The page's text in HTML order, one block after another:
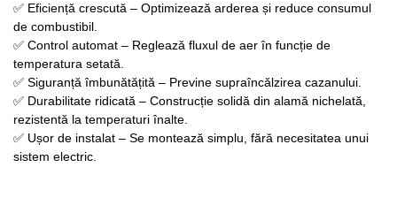
✅ Eficiență crescută – Optimizează arderea și reduce consumul
de combustibil.
✅ Control automat – Reglează fluxul de aer în funcție de
temperatura setată.
✅ Siguranță îmbunătățită – Previne supraîncălzirea cazanului.
✅ Durabilitate ridicată – Construcție solidă din alamă nichelată,
rezistentă la temperaturi înalte.
✅ Ușor de instalat – Se montează simplu, fără necesitatea unui
sistem electric.